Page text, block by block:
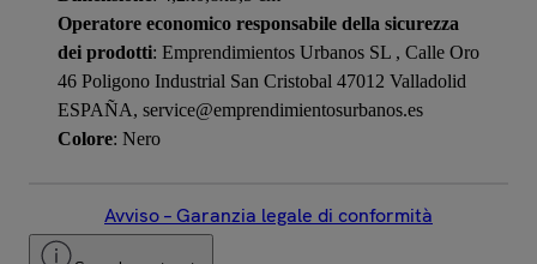
Operatore economico responsabile della sicurezza
dei prodotti: Emprendimientos Urbanos SL , Calle Oro
46 Poligono Industrial San Cristobal 47012 Valladolid
ESPAÑA, service@emprendimientosurbanos.es
Colore: Nero
Avviso – Garanzia legale di conformità